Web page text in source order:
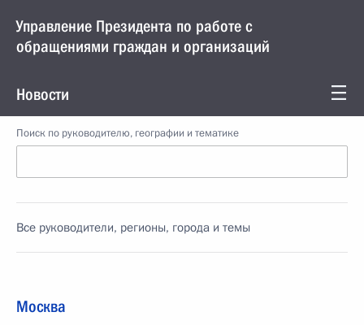
Управление Президента по работе с
обращениями граждан и организаций
Новости
Поиск по руководителю, географии и тематике
Все руководители, регионы, города и темы
Москва